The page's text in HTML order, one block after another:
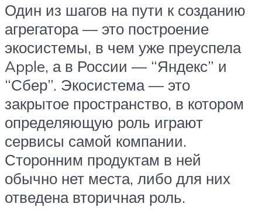
Один из шагов на пути к созданию
агрегатора — это построение
экосистемы, в чем уже преуспела
Apple, а в России — “Яндекс” и
“Сбер”. Экосистема — это
закрытое пространство, в котором
определяющую роль играют
сервисы самой компании.
Сторонним продуктам в ней
обычно нет места, либо для них
отведена вторичная роль.